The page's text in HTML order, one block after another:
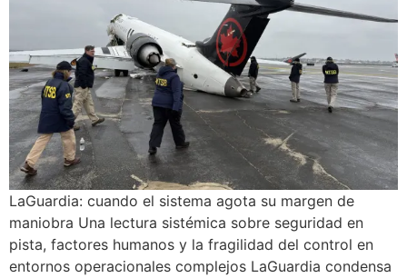
LaGuardia: cuando el sistema agota su margen de
maniobra Una lectura sistémica sobre seguridad en
pista, factores humanos y la fragilidad del control en
entornos operacionales complejos LaGuardia condensa